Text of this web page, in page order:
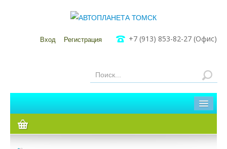
+7 (913) 853-82-27 (Офис)
Вход Регистрация
Главная